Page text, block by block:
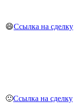
😄Ссылка на сделку
🙂Ссылка на сделку